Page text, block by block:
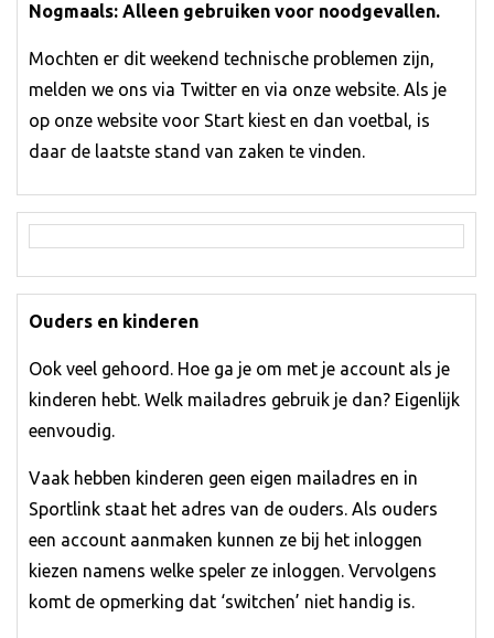
Nogmaals: Alleen gebruiken voor noodgevallen.
Mochten er dit weekend technische problemen zijn,
melden we ons via Twitter en via onze website. Als je
op onze website voor Start kiest en dan voetbal, is
daar de laatste stand van zaken te vinden.
Ouders en kinderen
Ook veel gehoord. Hoe ga je om met je account als je
kinderen hebt. Welk mailadres gebruik je dan? Eigenlijk
eenvoudig.
Vaak hebben kinderen geen eigen mailadres en in
Sportlink staat het adres van de ouders. Als ouders
een account aanmaken kunnen ze bij het inloggen
kiezen namens welke speler ze inloggen. Vervolgens
komt de opmerking dat ‘switchen’ niet handig is.